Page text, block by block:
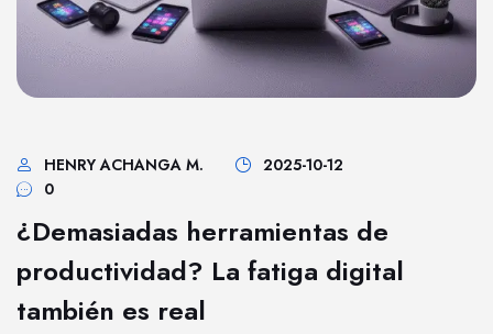
HENRY ACHANGA M.
2025-10-12
0
¿Demasiadas herramientas de
productividad? La fatiga digital
también es real